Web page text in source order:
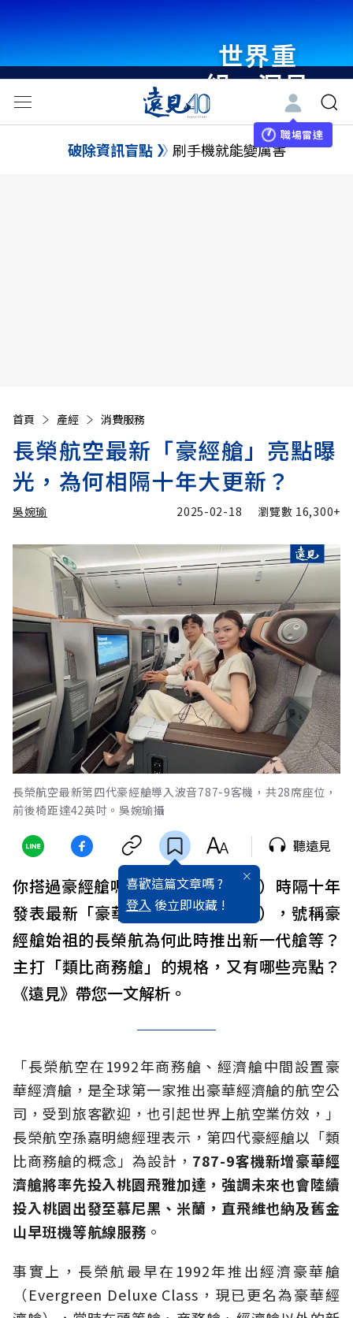
世界重
組・洞見
未來 與
世界領袖
職場雷達
破除資訊盲點 刷手機就能變厲害
首頁 產經 消費服務
長榮航空最新「豪經艙」亮點曝
光，為何相隔十年大更新？
吳婉瑜 2025-02-18 瀏覽數 16,300+
長榮航空最新第四代豪經艙導入波音787-9客機，共28席座位，
前後椅距達42英吋。吳婉瑜攝
喜歡這篇文章嗎 ?
登入 後立即收藏 !
聽遠見
你搭過豪經艙嗎？長榮航空（2618）時隔十年
發表最新「豪華經濟艙」（豪經艙），號稱豪
經艙始祖的長榮航為何此時推出新一代艙等？
主打「類比商務艙」的規格，又有哪些亮點？
《遠見》帶您一文解析。
「長榮航空在1992年商務艙、經濟艙中間設置豪
華經濟艙，是全球第一家推出豪華經濟艙的航空公
司，受到旅客歡迎，也引起世界上航空業仿效，」
長榮航空孫嘉明總經理表示，第四代豪經艙以「類
比商務艙的概念」為設計， 787-9客機新增豪華經
濟艙將率先投入桃園飛雅加達，強調未來也會陸續
投入桃園出發至慕尼黑、米蘭，直飛維也納及舊金
山早班機等航線服務 。
事實上，長榮航最早在1992年推出經濟豪華艙
（Evergreen Deluxe Class，現已更名為豪華經